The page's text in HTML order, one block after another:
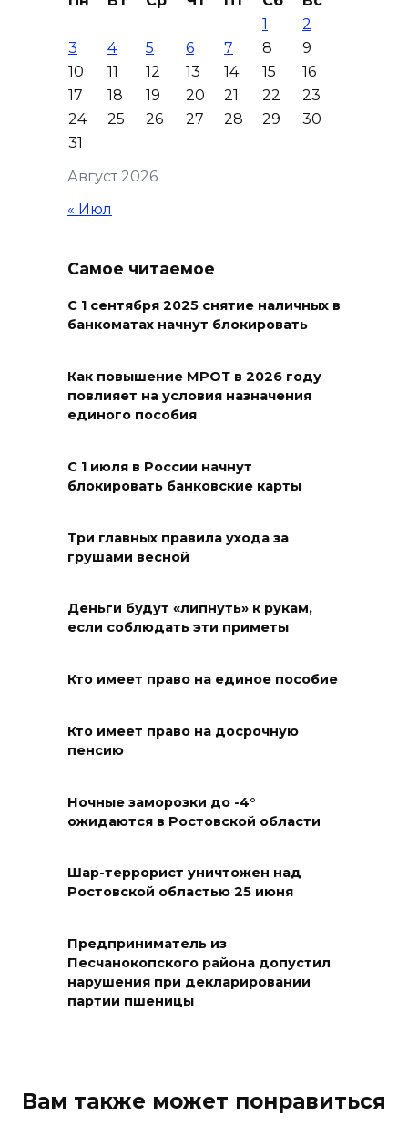
На Дону проходит месячник
диспансеризации для людей
от 65 лет
07 августа 2026 09:01
Семеро погибших: за сутки на
территориями РФ за ночь
07 августа 2026 07:34
07 августа 2026 07:15
Ростовской области сбили 20
06 августа 2026 23:00
послушайте их рассказы:
06 августа 2026 22:32
подвальные котельные и
обновят теплосети
распустились кувшинки
06 августа 2026 20:56
В Ворошиловском районе
Август 2026
1
2
3
4 5 6 7 8
9
10
11 12 13 14 15
16
17
18 19 20 21 22
23
24
25 26 27 28 29
30
31
« Июл
Самое читаемое
С 1 сентября 2025 снятие наличных в
банкоматах начнут блокировать
Как повышение МРОТ в 2026 году
повлияет на условия назначения
единого пособия
С 1 июля в России начнут
блокировать банковские карты
Три главных правила ухода за
грушами весной
Деньги будут «липнуть» к рукам,
если соблюдать эти приметы
Кто имеет право на единое пособие
Кто имеет право на досрочную
пенсию
Ночные заморозки до -4°
ожидаются в Ростовской области
Шар-террорист уничтожен над
Ростовской областью 25 июня
Предприниматель из
Песчанокопского района допустил
нарушения при декларировании
партии пшеницы
Вам также может понравиться